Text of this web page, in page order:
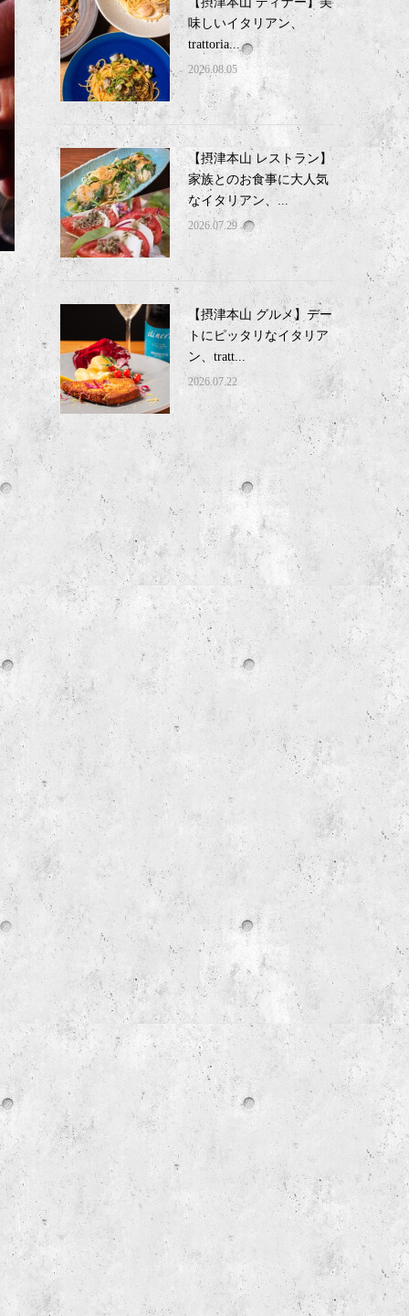
味しいイタリアン、
trattoria...
2026.08.05
【摂津本山 レストラン】
家族とのお食事に大人気
なイタリアン、...
2026.07.29
【摂津本山 グルメ】デー
トにピッタリなイタリア
ン、tratt...
2026.07.22